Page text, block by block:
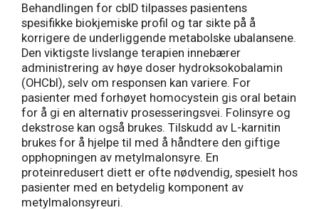
Behandlingen for cblD tilpasses pasientens
spesifikke biokjemiske profil og tar sikte på å
korrigere de underliggende metabolske ubalansene.
Den viktigste livslange terapien innebærer
administrering av høye doser hydroksokobalamin
(OHCbl), selv om responsen kan variere. For
pasienter med forhøyet homocystein gis oral betain
for å gi en alternativ prosesseringsvei. Folinsyre og
dekstrose kan også brukes. Tilskudd av L-karnitin
brukes for å hjelpe til med å håndtere den giftige
opphopningen av metylmalonsyre. En
proteinredusert diett er ofte nødvendig, spesielt hos
pasienter med en betydelig komponent av
metylmalonsyreuri.